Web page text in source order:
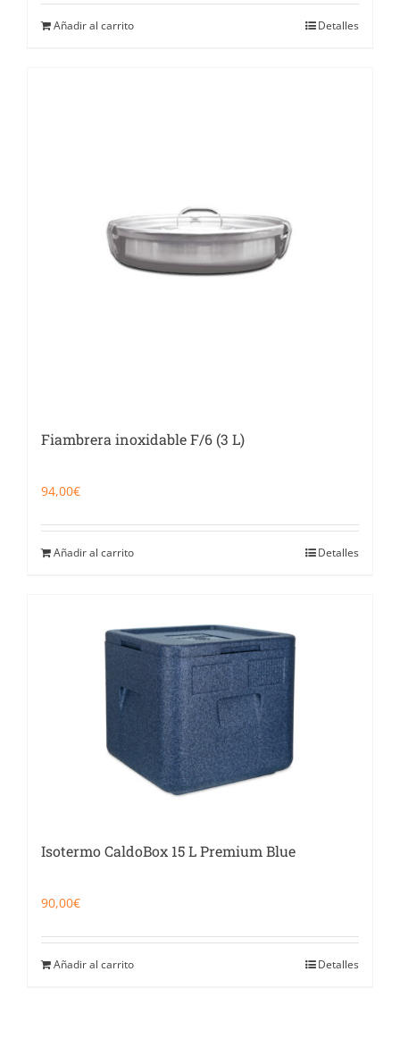
Añadir al carrito Detalles
Fiambrera inoxidable F/6 (3 L)
94,00€
Añadir al carrito Detalles
Isotermo CaldoBox 15 L Premium Blue
90,00€
Añadir al carrito Detalles